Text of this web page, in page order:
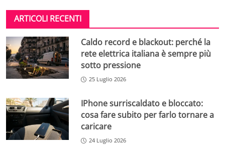
ARTICOLI RECENTI
Caldo record e blackout: perché la
rete elettrica italiana è sempre più
sotto pressione
25 Luglio 2026
IPhone surriscaldato e bloccato:
cosa fare subito per farlo tornare a
caricare
24 Luglio 2026